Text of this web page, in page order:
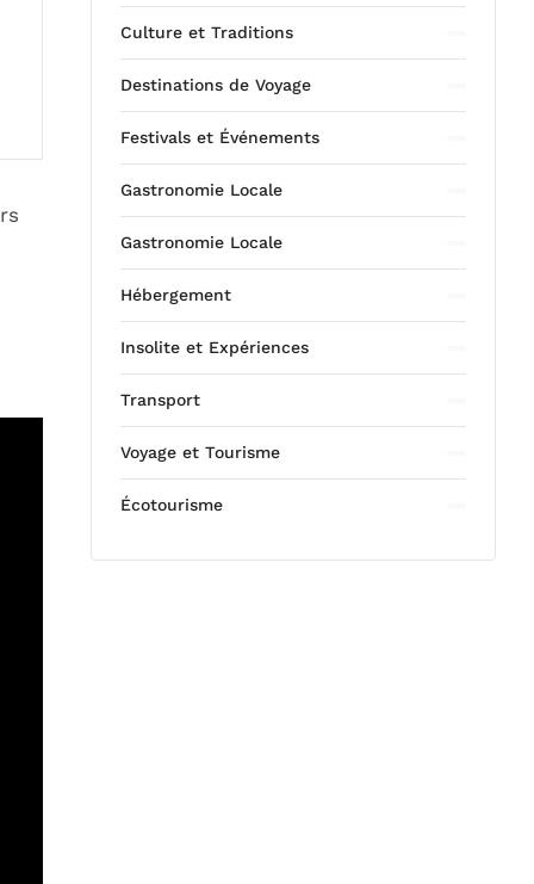
Culture et Traditions
Destinations de Voyage
Festivals et Événements
Gastronomie Locale
Gastronomie Locale
Hébergement
Insolite et Expériences
Transport
Voyage et Tourisme
Écotourisme